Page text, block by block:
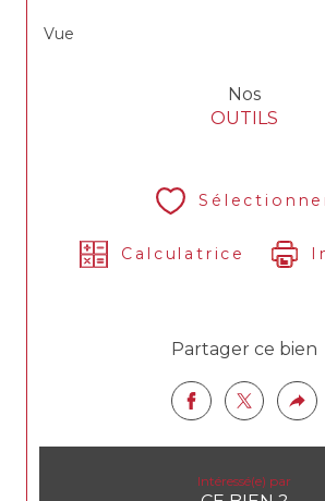
Vue
Nos
OUTILS
Calculatrice
Partager ce bien
Intéressé(e) par